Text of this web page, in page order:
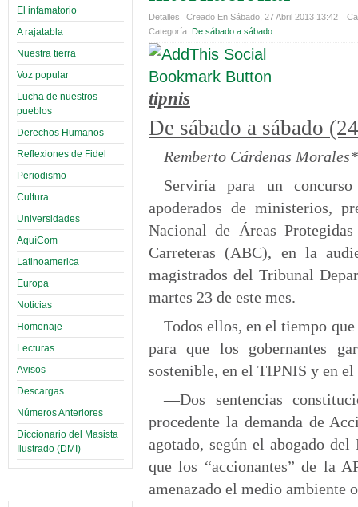
El infamatorio
A rajatabla
Nuestra tierra
Voz popular
Lucha de nuestros
pueblos
Derechos Humanos
Reflexiones de Fidel
Periodismo
Cultura
Universidades
AquíCom
Latinoamerica
Europa
Noticias
Homenaje
Lecturas
Avisos
Descargas
Números Anteriores
Diccionario del Masista
Ilustrado (DMI)
Detalles Creado En Sábado, 27 Abril 2013 13:42
Categoría: De sábado a sábado
tipnis
De sábado a sábado
Remberto Cárdenas Morales*
Serviría para un
apoderados de ministerios,
Nacional de Áreas
Carreteras (ABC), en la
magistrados del Tribunal
martes 23 de este mes.
Todos ellos, en el tiempo
para que los gobernantes
sostenible, en el TIPNIS y en
—Dos sentencias
procedente la demanda de
agotado, según el abogado
que los “accionantes” de la
amenazado el medio ambiente